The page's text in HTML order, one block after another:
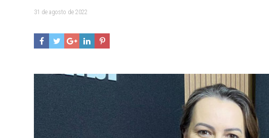
31 de agosto de 2022